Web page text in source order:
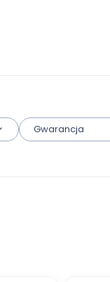
Gwarancja